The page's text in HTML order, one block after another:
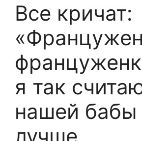
Все кричат:
я так
нашей бабы